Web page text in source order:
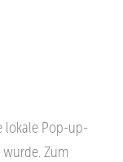
lokale Pop-up-
wurde. Zum